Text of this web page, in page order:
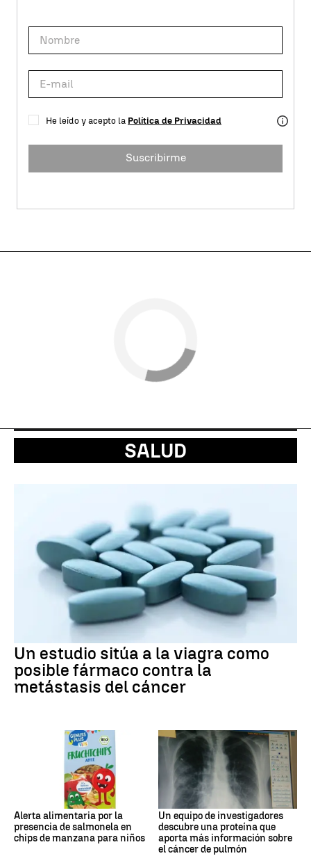
He leído y acepto la Política de Privacidad
Suscribirme
SALUD
Un estudio sitúa a la viagra como
posible fármaco contra la
metástasis del cáncer
Alerta alimentaria por la
presencia de salmonela en
chips de manzana para niños
Un equipo de investigadores
descubre una proteína que
aporta más información sobre
el cáncer de pulmón